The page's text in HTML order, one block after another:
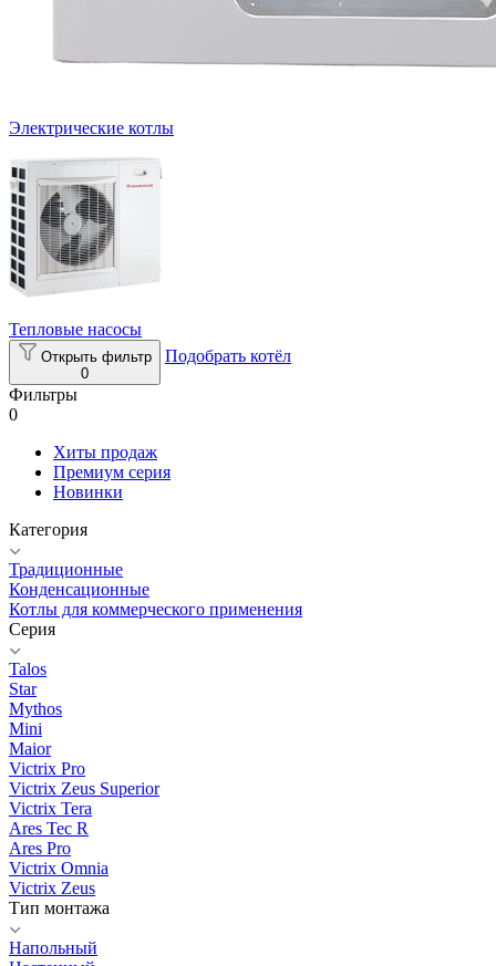
Электрические котлы
Тепловые насосы
Открыть фильтр
0
Подобрать котёл
Фильтры
0
Хиты продаж
Премиум серия
Новинки
Категория
Традиционные
Конденсационные
Котлы для коммерческого применения
Серия
Talos
Star
Mythos
Mini
Maior
Victrix Pro
Victrix Zeus Superior
Victrix Tera
Ares Tec R
Ares Pro
Victrix Omnia
Victrix Zeus
Тип монтажа
Напольный